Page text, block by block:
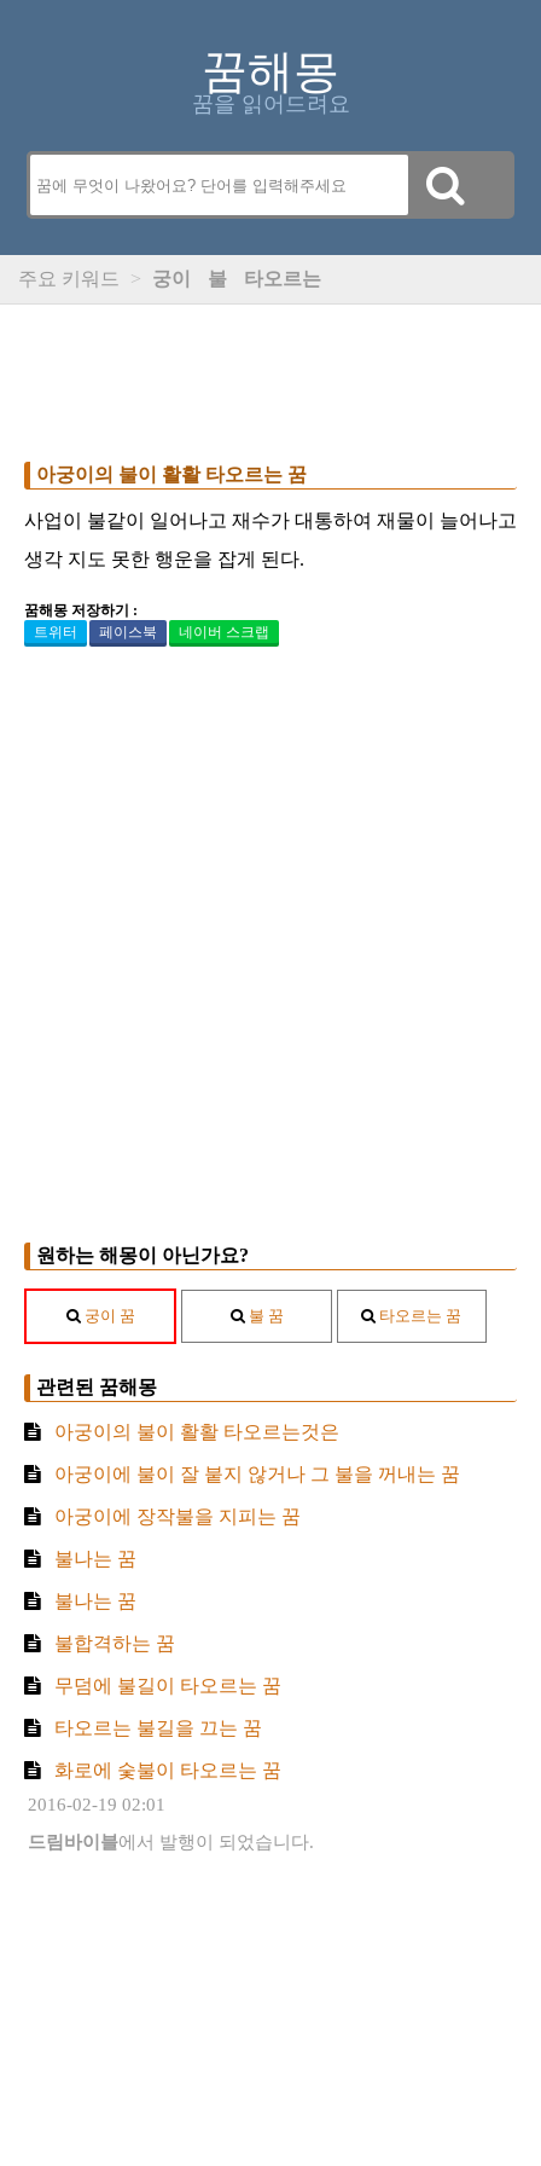
꿈해몽
꿈을 읽어드려요
주요 키워드 > 궁이 불 타오르는
아궁이의 불이 활활 타오르는 꿈
사업이 불같이 일어나고 재수가 대통하여 재물이 늘어나고
생각 지도 못한 행운을 잡게 된다.
꿈해몽 저장하기 :
트위터
페이스북 네이버 스크랩
원하는 해몽이 아닌가요?
궁이 꿈 불 꿈 타오르는 꿈
관련된 꿈해몽
아궁이의 불이 활활 타오르는것은
아궁이에 불이 잘 붙지 않거나 그 불을 꺼내는 꿈
아궁이에 장작불을 지피는 꿈
불나는 꿈
불나는 꿈
불합격하는 꿈
무덤에 불길이 타오르는 꿈
타오르는 불길을 끄는 꿈
화로에 숯불이 타오르는 꿈
2016-02-19 02:01
드림바이블에서 발행이 되었습니다.